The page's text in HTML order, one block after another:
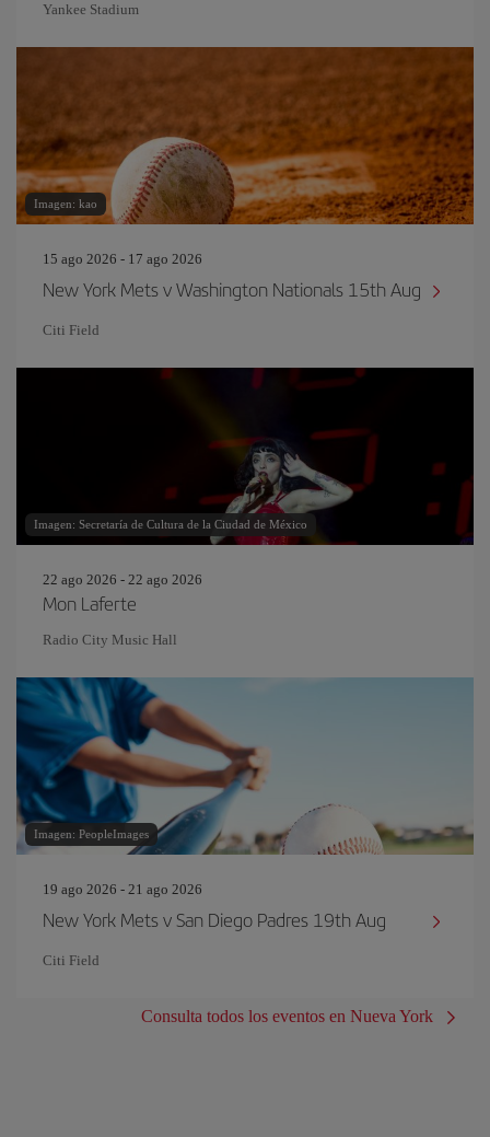
Yankee Stadium
Imagen: kao
15 ago 2026 - 17 ago 2026
New York Mets v Washington Nationals 15th Aug
Citi Field
Imagen: Secretaría de Cultura de la Ciudad de México
22 ago 2026 - 22 ago 2026
Mon Laferte
Radio City Music Hall
Imagen: PeopleImages
19 ago 2026 - 21 ago 2026
New York Mets v San Diego Padres 19th Aug
Citi Field
Consulta todos los eventos en Nueva York